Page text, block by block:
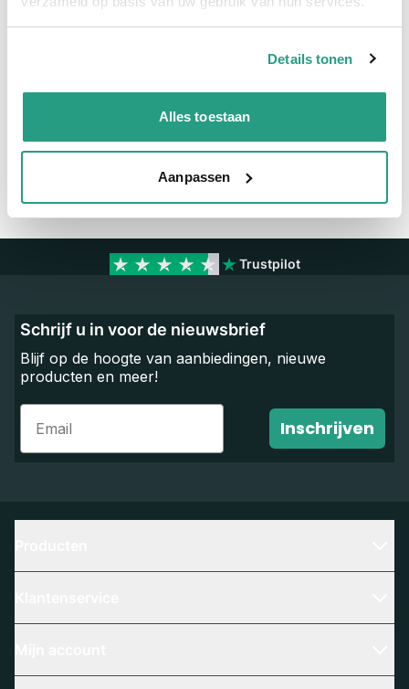
Details tonen
Alles toestaan
Aanpassen
We zijn beschikbaar van ma t/m vr van 08:00 tot 17:00 uur.
Neem contact met ons op
Trustpilot
Schrijf u in voor de nieuwsbrief
Blijf op de hoogte van aanbiedingen, nieuwe
producten en meer!
Email
Inschrijven